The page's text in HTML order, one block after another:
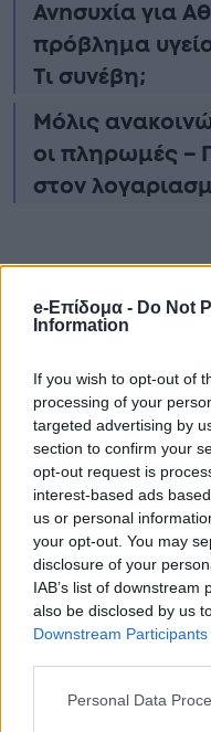
e-Επίδομα - Do Not
Information
If you wish to opt-out of
processing of your
targeted advertising by
section to confirm your
opt-out request is
interest-based ads
us or personal
your opt-out. You may
disclosure of your
IAB’s list of
also be disclosed by us
Downstream Participants
Personal Data
Ανnσυxία για
πρόβλημα
Τι συνέβη;
Μόλις
οι πληρωμές –
στον